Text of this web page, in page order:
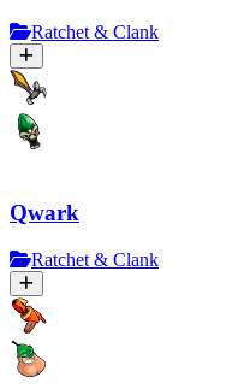
Ratchet & Clank
Qwark
Ratchet & Clank